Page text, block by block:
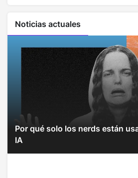
Noticias actuales
Por qué solo los nerds están
IA